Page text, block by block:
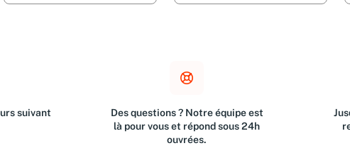
suivant
Des questions ? Notre équipe est
là pour vous et répond sous 24h
ouvrées.